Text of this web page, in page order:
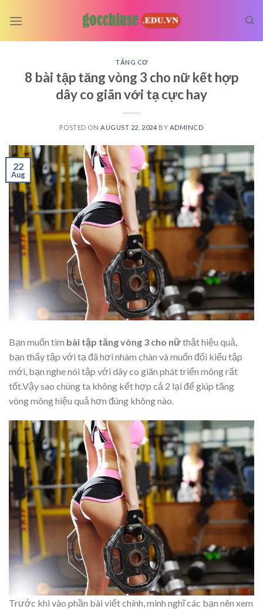
TĂNG CƠ
8 bài tập tăng vòng 3 cho nữ kết hợp
dây co giãn với tạ cực hay
POSTED ON AUGUST 22, 2024 BY ADMINCD
22
Aug
Bạn muốn tìm bài tập tăng vòng 3 cho nữthật hiệu quả,
bạn thấy tập với tạ đã hơi nhàm chàn và muốn đổi kiểu tập
mới, bạn nghe nói tập với dây co giãn phát triển mông rất
tốt.Vậy sao chúng ta không kết hợp cả 2 lại để giúp tăng
vòng mông hiệu quả hơn đúng không nào.
Trước khi vào phần bài viết chính, mình nghĩ các bạn nên xem